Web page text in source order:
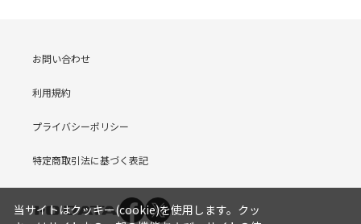
お問い合わせ
利用規約
プライバシーポリシー
特定商取引法に基づく表記
当サイトはクッキー(cookie)を使用します。クッ